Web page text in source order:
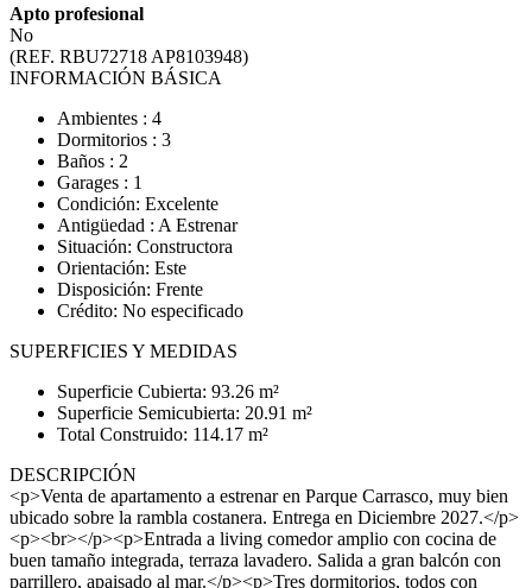
Apto profesional
No
(REF. RBU72718 AP8103948)
INFORMACIÓN BÁSICA
Ambientes : 4
Dormitorios : 3
Baños : 2
Garages : 1
Condición: Excelente
Antigüedad : A Estrenar
Situación: Constructora
Orientación: Este
Disposición: Frente
Crédito: No especificado
SUPERFICIES Y MEDIDAS
Superficie Cubierta: 93.26 m²
Superficie Semicubierta: 20.91 m²
Total Construido: 114.17 m²
DESCRIPCIÓN
<p>Venta de apartamento a estrenar en Parque Carrasco, muy bien
ubicado sobre la rambla costanera. Entrega en Diciembre 2027.</p>
<p><br></p><p>Entrada a living comedor amplio con cocina de
buen tamaño integrada, terraza lavadero. Salida a gran balcón con
parrillero, apaisado al mar.</p><p>Tres dormitorios, todos con